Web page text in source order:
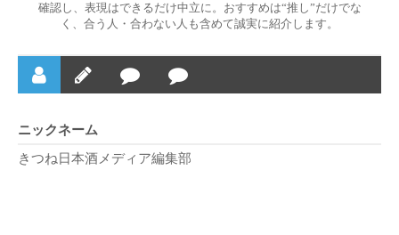
確認し、表現はできるだけ中立に。おすすめは“推し”だけでな
く、合う人・合わない人も含めて誠実に紹介します。
ニックネーム
きつね日本酒メディア編集部